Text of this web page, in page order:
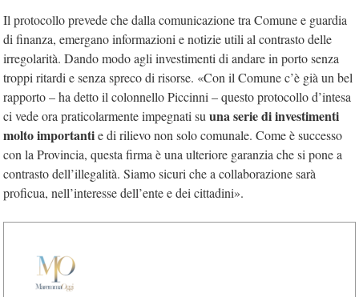
Il protocollo prevede che dalla comunicazione tra Comune e guardia
di finanza, emergano informazioni e notizie utili al contrasto delle
irregolarità. Dando modo agli investimenti di andare in porto senza
troppi ritardi e senza spreco di risorse. «Con il Comune c’è già un bel
rapporto – ha detto il colonnello Piccinni – questo protocollo d’intesa
ci vede ora praticolarmente impegnati su una serie di investimenti
molto importantie di rilievo non solo comunale. Come è successo
con la Provincia, questa firma è una ulteriore garanzia che si pone a
contrasto dell’illegalità. Siamo sicuri che a collaborazione sarà
proficua, nell’interesse dell’ente e dei cittadini».